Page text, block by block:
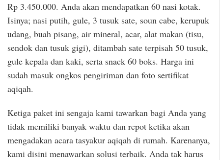
Rp 3.450.000. Anda akan mendapatkan 60 nasi kotak.
Isinya; nasi putih, gule, 3 tusuk sate, soun cabe, kerupuk
udang, buah pisang, air mineral, acar, alat makan (tisu,
sendok dan tusuk gigi), ditambah sate terpisah 50 tusuk,
gule kepala dan kaki, serta snack 60 boks. Harga ini
sudah masuk ongkos pengiriman dan foto sertifikat
aqiqah.
Ketiga paket ini sengaja kami tawarkan bagi Anda yang
tidak memiliki banyak waktu dan repot ketika akan
mengadakan acara tasyakur aqiqah di rumah. Karenanya,
kami disini menawarkan solusi terbaik. Anda tak harus